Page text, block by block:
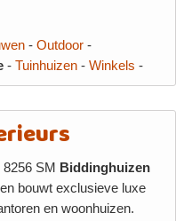
-Outdoor -
-Tuinhuizen -Winkels -
SM
Biddinghuizen
bouwt exclusieve luxe
en woonhuizen.